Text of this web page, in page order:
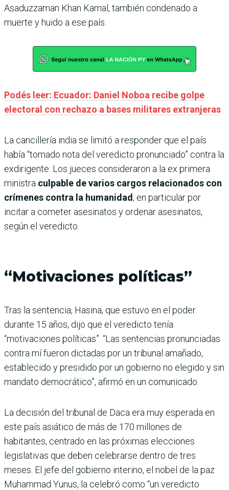
Asaduzzaman Khan Kamal, también condenado a
muerte y huido a ese país.
Podés leer: Ecuador: Daniel Noboa recibe golpe
electoral con rechazo a bases militares extranjeras
La cancillería india se limitó a responder que el país
había “tomado nota del veredicto pronunciado” contra la
exdirigente. Los jueces consideraron a la ex primera
ministra culpable de varios cargos relacionados con
crímenes contra la humanidad, en particular por
incitar a cometer asesinatos y ordenar asesinatos,
según el veredicto.
“Motivaciones políticas”
Tras la sentencia, Hasina, que estuvo en el poder
durante 15 años, dijo que el veredicto tenía
“motivaciones políticas”. “Las sentencias pronunciadas
contra mí fueron dictadas por un tribunal amañado,
establecido y presidido por un gobierno no elegido y sin
mandato democrático”, afirmó en un comunicado.
La decisión del tribunal de Daca era muy esperada en
este país asiático de más de 170 millones de
habitantes, centrado en las próximas elecciones
legislativas que deben celebrarse dentro de tres
meses. El jefe del gobierno interino, el nobel de la paz
Muhammad Yunus, la celebró como “un veredicto